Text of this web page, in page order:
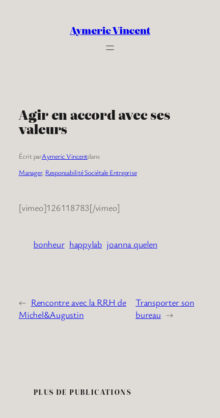
Aymeric Vincent
Agir en accord avec ses
valeurs
Écrit parAymeric Vincentdans
Manager, Responsabilité Sociétale Entreprise
[vimeo]126118783[/vimeo]
bonheur happylab joanna quelen
← Rencontre avec la RRH de
Michel&Augustin
Transporter son
bureau →
PLUS DE PUBLICATIONS